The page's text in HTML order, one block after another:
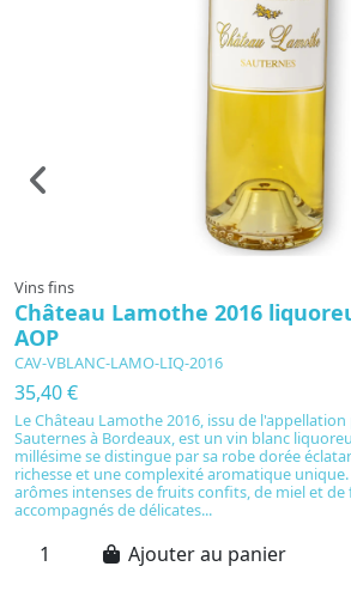
Vins fins
Château Lamothe 2016
AOP
CAV-VBLANC-LAMO-LIQ-2016
35,40 €
Le Château Lamothe 2016, issu de
Sauternes à Bordeaux, est un vin blanc
millésime se distingue par sa robe dorée
richesse et une complexité aromatique unique.
arômes intenses de fruits confits, de miel et de
accompagnés de délicates...
Ajouter au panier